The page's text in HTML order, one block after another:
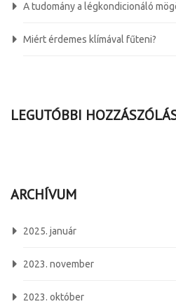
A tudomány a légkondicionáló
Miért érdemes klímával fűteni?
LEGUTÓBBI
ARCHÍVUM
2025. január
2023. november
2023. október